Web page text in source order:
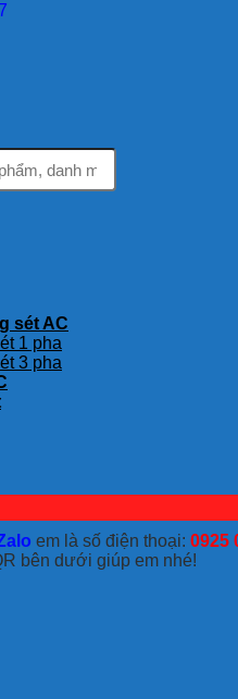
sét AC
1 pha
3 pha
em là số điện thoại: 0925
bên dưới giúp em nhé!